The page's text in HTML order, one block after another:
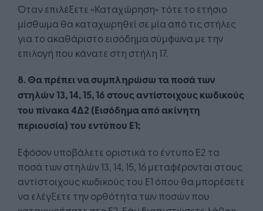
Όταν επιλέξετε «Καταχώρηση» τότε το ετήσιο
μίσθωμα θα καταχωρηθεί σε μία από τις στήλες
για το ακαθάριστο εισόδημα σύμφωνα με την
επιλογή που κάνατε στη στήλη 17.
8. Θα πρέπει να συμπληρώσω τα ποσά των
στηλών 13, 14, 15, 16 στους αντίστοιχους κωδικούς
του πίνακα 4Δ2 (Εισόδημα από ακίνητη
περιουσία) του εντύπου Ε1;
Εφόσον υποβάλετε οριστικά το έντυπο Ε2 τα
ποσά των στηλών 13, 14, 15, 16 μεταφέρονται στους
αντίστοιχους κωδικούς του Ε1 όπου θα μπορέσετε
να ελέγξετε την ορθότητα των ποσών που